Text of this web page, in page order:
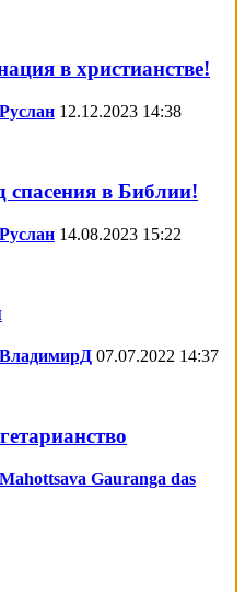
в христианстве!
Руслан 12.12.2023 14:38
в Библии!
Руслан 14.08.2023 15:22
ВладимирД 07.07.2022 14:37
Mahottsava Gauranga das